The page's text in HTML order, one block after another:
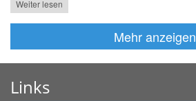
Weiter lesen
Mehr anzeigen
Links